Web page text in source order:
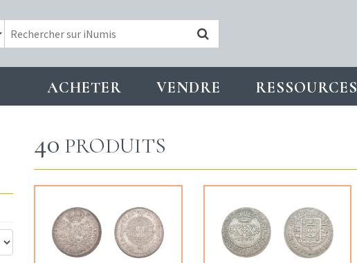
ACHETER VENDRE RESSOURCES
40 PRODUITS